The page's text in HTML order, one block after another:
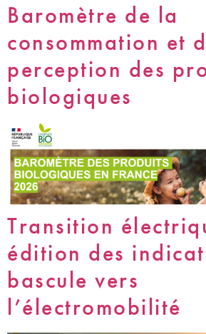
Baromètre de la
consommation et
perception des
biologiques
Transition
édition des
bascule vers
l’électromobilité